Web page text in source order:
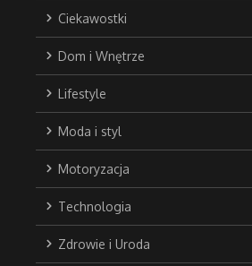
Ciekawostki
Dom i Wnętrze
Lifestyle
Moda i styl
Motoryzacja
Technologia
Zdrowie i Uroda